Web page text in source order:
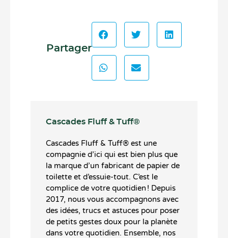
Partager
Cascades Fluff & Tuff®️
Cascades Fluff & Tuff®️ est une
compagnie d’ici qui est bien plus que
la marque d’un fabricant de papier de
toilette et d’essuie-tout. C’est le
complice de votre quotidien ! Depuis
2017, nous vous accompagnons avec
des idées, trucs et astuces pour poser
de petits gestes doux pour la planète
dans votre quotidien. Ensemble, nos